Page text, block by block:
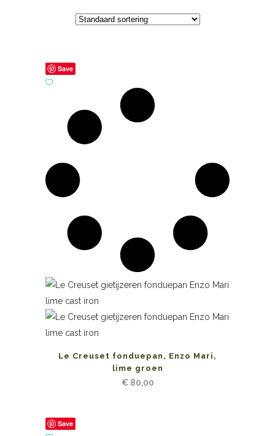
Save
Le Creuset fonduepan, Enzo Mari,
lime groen
€80,00
Save